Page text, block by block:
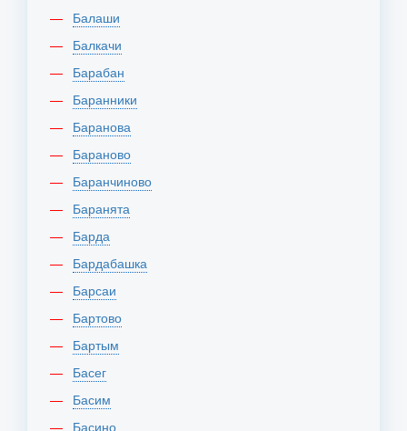
Балаши
Балкачи
Барабан
Баранники
Баранова
Бараново
Баранчиново
Баранята
Барда
Бардабашка
Барсаи
Бартово
Бартым
Басег
Басим
Басино